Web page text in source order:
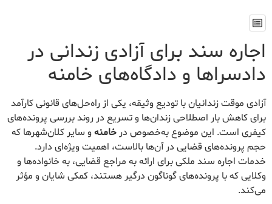
اجاره سند برای آزادی زندانی در
دادسراها و دادگاه‌های خامنه
آزادی موقت زندانیان با تودیع وثیقه، یکی از راه‌حل‌های قانونی کارآمد
برای کاهش بار اصطلاحی زندان‌ها و تسریع در روند بررسی پرونده‌های
کیفری است. این موضوع به‌خصوص در خامنهو سایر کلان‌شهرها که
حجم پرونده‌های قضایی در آن‌ها بالاست، اهمیت ویژه‌ای دارد.
خدمات اجاره سند ملکی برای ارائه به مراجع قضایی، به خانواده‌ها و
وکلایی که با پرونده‌های گوناگون درگیر هستند، کمکی شایان و مؤثر
می‌کند.